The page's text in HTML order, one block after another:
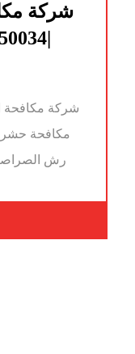
شركة
|0568950034| النمل الابيض
شركة مكافحة
مكافحة
رش